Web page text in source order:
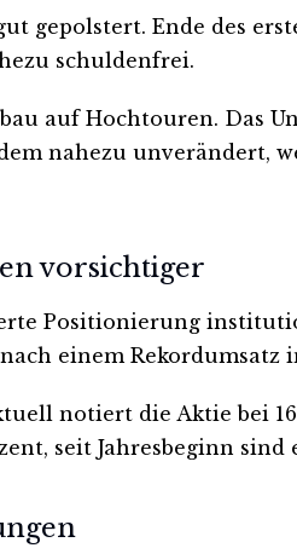
gepolstert. Ende des
schuldenfrei.
auf Hochtouren. Das
nahezu unverändert,
vorsichtiger
Positionierung
einem Rekordumsatz
notiert die Aktie bei
seit Jahresbeginn